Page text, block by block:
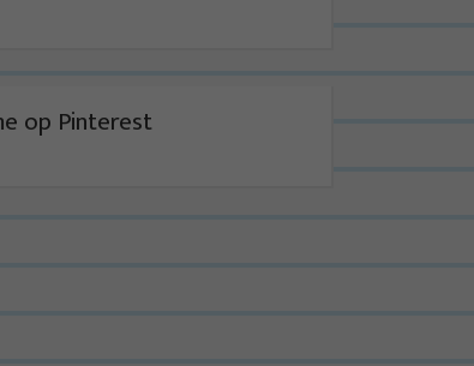
op Pinterest